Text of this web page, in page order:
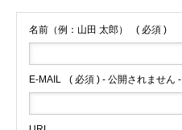
名前（例：山田 太郎） ( 必須 )
E-MAIL ( 必須 ) - 公開されません -